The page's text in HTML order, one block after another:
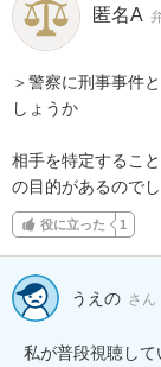
匿名A
＞警察に刑事事件
しょうか
相手を特定するこ
の目的があるので
役に立った 1
うえの さん
私が普段視聴し